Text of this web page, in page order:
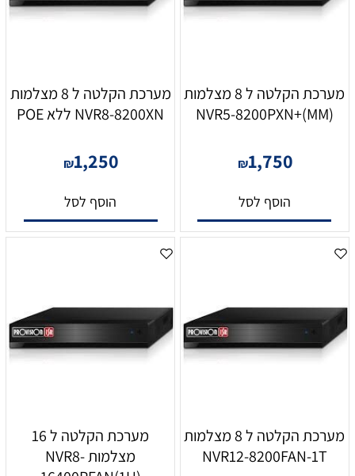
מערכת הקלטה ל 8 מצלמות
NVR5-8200PXN+(MM)
₪1,750
הוסף לסל
מערכת הקלטה ל 8 מצלמות
NVR8-8200XN ללא POE
₪1,250
הוסף לסל
מערכת הקלטה ל 8 מצלמות
NVR12-8200FAN-1T
מערכת הקלטה ל 16
מצלמות NVR8-